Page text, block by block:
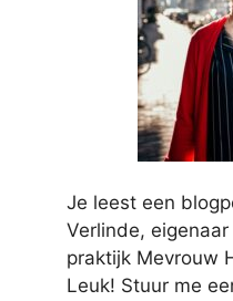
Je leest een
Verlinde,
praktijk Mevrouw
Leuk! Stuur me